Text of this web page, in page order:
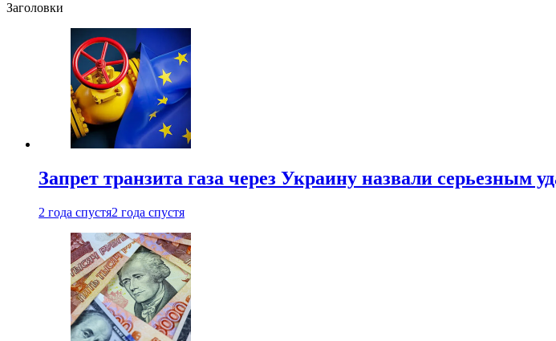
Заголовки
Запрет транзита газа через Украину назвали серьезным
2 года спустя2 года спустя